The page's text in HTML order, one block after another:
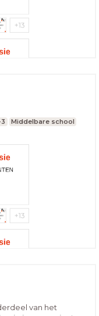
Middelbare school
van het